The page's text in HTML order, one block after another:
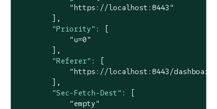
"https://localhost:8443"
        ],
"Priority" : [
"u=0"
        ],
"Referer" : [
"https://localhost:8443/
        ],
"Sec-Fetch-Dest" : [
"empty"